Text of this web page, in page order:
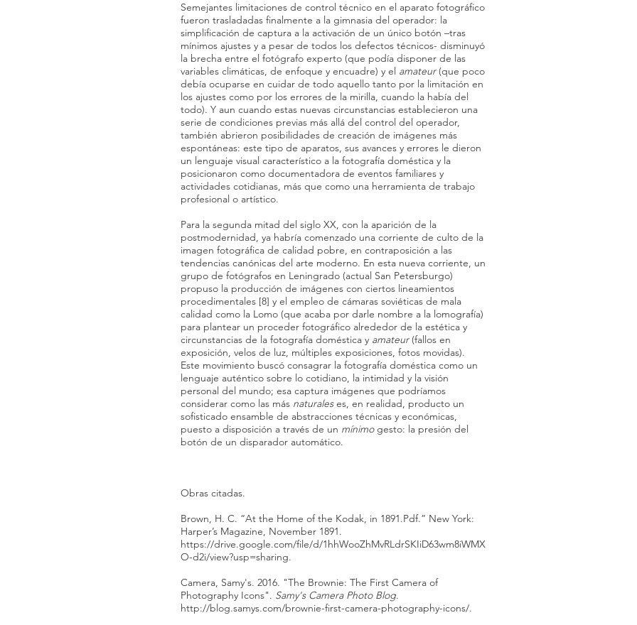
Semejantes limitaciones de control técnico en el aparato fotográfico
fueron trasladadas finalmente a la gimnasia del operador: la
simplificación de captura a la activación de un único botón –tras
mínimos ajustes y a pesar de todos los defectos técnicos- disminuyó
la brecha entre el fotógrafo experto (que podía disponer de las
variables climáticas, de enfoque y encuadre) y el amateur(que poco
debía ocuparse en cuidar de todo aquello tanto por la limitación en
los ajustes como por los errores de la mirilla, cuando la había del
todo). Y aun cuando estas nuevas circunstancias establecieron una
serie de condiciones previas más allá del control del operador,
también abrieron posibilidades de creación de imágenes más
espontáneas: este tipo de aparatos, sus avances y errores le dieron
un lenguaje visual característico a la fotografía doméstica y la
posicionaron como documentadora de eventos familiares y
actividades cotidianas, más que como una herramienta de trabajo
profesional o artístico.
Para la segunda mitad del siglo XX, con la aparición de la
postmodernidad, ya habría comenzado una corriente de culto de la
imagen fotográfica de calidad pobre, en contraposición a las
tendencias canónicas del arte moderno. En esta nueva corriente, un
grupo de fotógrafos en Leningrado (actual San Petersburgo)
propuso la producción de imágenes con ciertos lineamientos
procedimentales [8] y el empleo de cámaras soviéticas de mala
calidad como la Lomo (que acaba por darle nombre a la lomografía)
para plantear un proceder fotográfico alrededor de la estética y
circunstancias de la fotografía doméstica y amateur(fallos en
exposición, velos de luz, múltiples exposiciones, fotos movidas).
Este movimiento buscó consagrar la fotografía doméstica como un
lenguaje auténtico sobre lo cotidiano, la intimidad y la visión
personal del mundo; esa captura imágenes que podríamos
considerar como las más naturaleses, en realidad, producto un
sofisticado ensamble de abstracciones técnicas y económicas,
puesto a disposición a través de un mínimogesto: la presión del
botón de un disparador automático.
Obras citadas.
Brown, H. C. “At the Home of the Kodak, in 1891.Pdf.” New York:
Harper’s Magazine, November 1891.
https://drive.google.com/file/d/1hhWooZhMvRLdrSKIiD63wm8iWMX
O-d2i/view?usp=sharing.
Camera, Samy's. 2016. "The Brownie: The First Camera of
Photography Icons". Samy's Camera Photo Blog.
http://blog.samys.com/brownie-first-camera-photography-icons/.